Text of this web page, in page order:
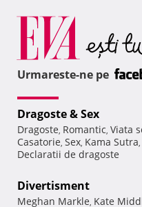
Urmareste-ne pe
Dragoste & Sex
Dragoste, Romantic, Viata
Casatorie, Sex, Kama Sutra,
Declaratii de dragoste
Divertisment
Meghan Markle, Kate